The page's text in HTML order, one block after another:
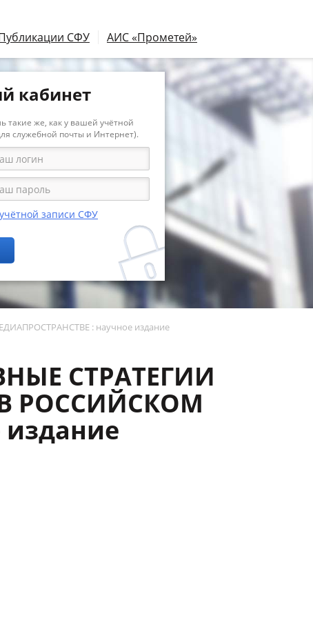
СФУ АИС «Прометей»
кабинет
такие же, как у вашей учётной
служебной почты и Интернет).
записи СФУ
: научное издание
СТРАТЕГИИ
РОССИЙСКОМ